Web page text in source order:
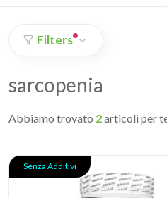
Filters
sarcopenia
Abbiamo trovato 2articoli per
Senza Additivi